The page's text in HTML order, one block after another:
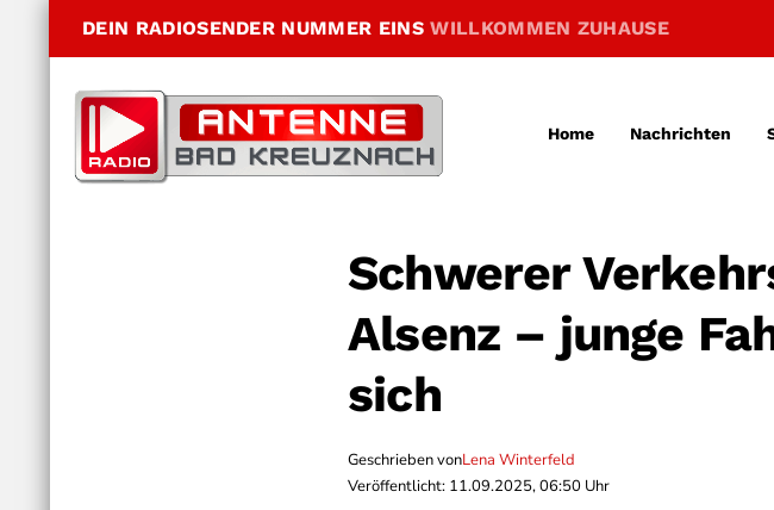
DEIN RADIOSENDER NUMMER EINSWILLKOMMEN ZUHAUSE
Home Nachrichten
Schwerer
Alsenz – junge
sich
Geschrieben vonLena Winterfeld
Veröffentlicht: 11.09.2025, 06:50 Uhr